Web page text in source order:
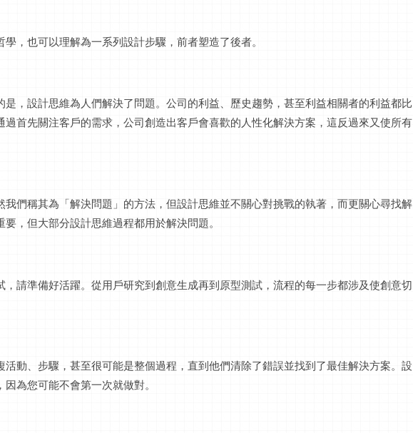
，也可以理解為一系列設計步驟，前者塑造了後者。
，設計思維為人們解決了問題。公司的利益、歷史趨勢，甚至利益相關者的利益都比
過首先關注客戶的需求，公司創造出客戶會喜歡的人性化解決方案，這反過來又使所有
我們稱其為「解決問題」的方法，但設計思維並不關心對挑戰的執著，而更關心尋找解
，但大部分設計思維過程都用於解決問題。
請準備好活躍。從用戶研究到創意生成再到原型測試，流程的每一步都涉及使創意切
動、步驟，甚至很可能是整個過程，直到他們清除了錯誤並找到了最佳解決方案。設
為您可能不會第一次就做對。